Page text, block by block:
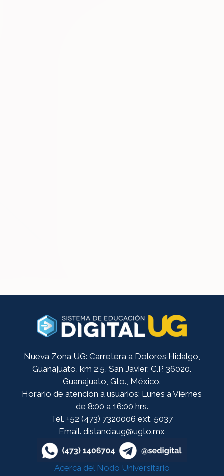
Nueva Zona UG: Carretera a Dolores Hidalgo,
Guanajuato, km 2.5, San Javier, C.P. 36020.
Guanajuato, Gto., México.
Horario de atención a usuarios: Lunes a Viernes
de 8:00 a 16:00 hrs.
Tel. +52 (473) 7320006 ext. 5037
Email. distanciaug@ugto.mx
Acerca del Nodo Universitario